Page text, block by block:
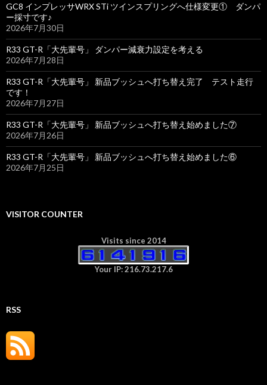
GC8 インプレッサWRX STi ツインスプリングへ仕様変更① ダンパ
ー採寸です♪
2026年7月30日
R33 GT-R「大先輩号」 ダンパー減衰力設定を考える
2026年7月28日
R33 GT-R「大先輩号」 新品ブッシュへ打ち替え完了 テスト走行
です！
2026年7月27日
R33 GT-R「大先輩号」 新品ブッシュへ打ち替え始めました⑦
2026年7月26日
R33 GT-R「大先輩号」 新品ブッシュへ打ち替え始めました⑥
2026年7月25日
VISITOR COUNTER
Visits since 2014
Your IP: 216.73.217.6
RSS